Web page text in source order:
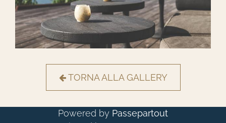
TORNA ALLA GALLERY
Powered by Passepartout